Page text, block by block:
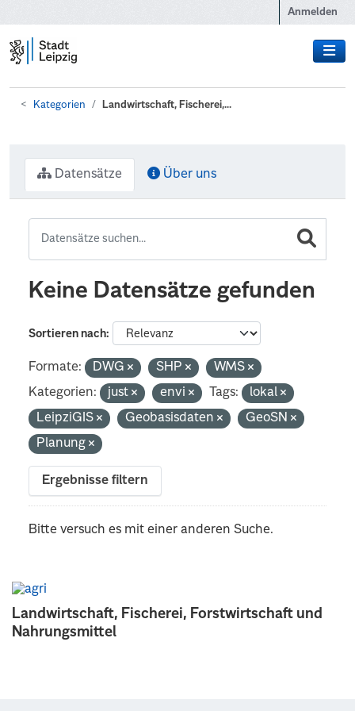
Anmelden
Kategorien Landwirtschaft, Fischerei,...
Landwirtschaft, Fischerei, Forstwirtschaft und
Nahrungsmittel
Datensätze Über uns
Keine Datensätze gefunden
Sortieren nach
Formate: DWG SHP
WMS
Kategorien:
just envi Tags:
lokal
LeipziGIS
Geobasisdaten
GeoSN
Planung
Ergebnisse filtern
Bitte versuch es mit einer anderen Suche.